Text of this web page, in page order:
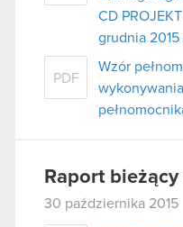
CD
grudnia 2015
PDF
Wzór
Raport
30 października 2015